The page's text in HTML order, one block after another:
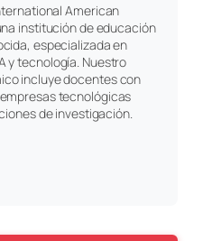
American
institución de educación
especializada en
y tecnología. Nuestro
incluye docentes con
tecnológicas
de investigación.